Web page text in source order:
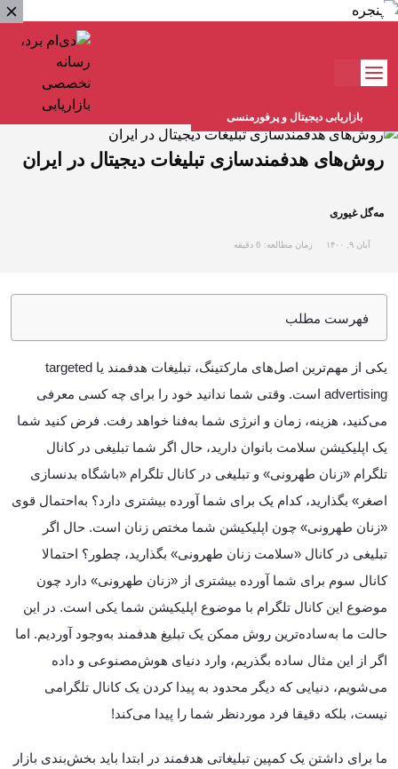
بازاریابی دیجیتال و پرفورمنسی
روش‌های هدفمندسازی تبلیغات دیجیتال در ایران
مه‌گل غیوری
آبان ۹, ۱۴۰۰ زمان مطالعه: 6 دقیقه
فهرست مطلب
تبلیغات هدفمند در ایران
یکی از مهم‌ترین اصل‌های مارکتینگ، تبلیغات هدفمند یا targeted
advertising است. وقتی شما ندانید خود را برای چه کسی معرفی
می‌کنید، هزینه، زمان و انرژی شما به‌فنا خواهد رفت. فرض کنید شما
یک اپلیکیشن سلامت بانوان دارید، حال اگر شما تبلیغی در کانال
تلگرام «زنان طهرونی» و تبلیغی در کانال تلگرام «باشگاه بدنسازی
اصغر» بگذارید، کدام یک برای شما آورده بیشتری دارد؟ به‌احتمال قوی
«زنان طهرونی» چون اپلیکیشن شما مختص زنان است. حال اگر
تبلیغی در کانال «سلامت زنان طهرونی» بگذارید، چطور؟ احتمالا
کانال سوم برای شما آورده بیشتری از «زنان طهرونی» دارد چون
موضوع این کانال تلگرام با موضوع اپلیکیشن شما یکی است. در این
حالت ما به‌ساده‌ترین روش ممکن یک تبلیغ هدفمند به‌وجود آوردیم. اما
اگر از این مثال ساده بگذریم، وارد دنیای هوش‌مصنوعی و داده
می‌شویم، دنیایی که دیگر محدود به پیدا کردن یک کانال تلگرامی
نیست، بلکه دقیقا فرد موردنظر شما را پیدا می‌کند!
ما برای داشتن یک کمپین تبلیغاتی هدفمند در ابتدا باید بخش‌بندی بازار